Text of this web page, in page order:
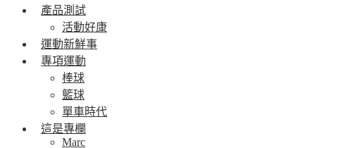
產品測試
活動好康
運動新鮮事
專項運動
棒球
籃球
單車時代
這是專欄
Marc